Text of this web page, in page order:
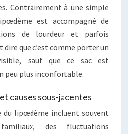
Contrairement à une simple
est accompagné de
de lourdeur et parfois
dire que c’est comme porter un
sauf que ce sac est
peu plus inconfortable.
causes sous-jacentes
du lipœdème incluent souvent
des fluctuations